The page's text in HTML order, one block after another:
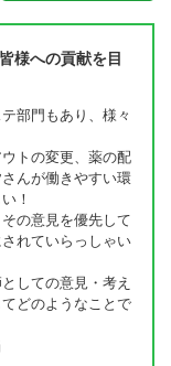
様への貢献を目
部門もあり、様々
トの変更、薬の配
んが働きやすい環
！
の意見を優先して
れていらっしゃい
しての意見・考え
どのようなことで